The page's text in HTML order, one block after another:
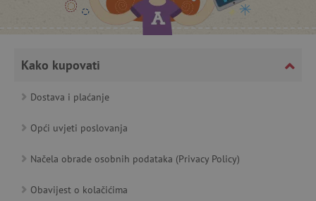
Kako kupovati
Dostava i plaćanje
Opći uvjeti poslovanja
Načela obrade osobnih podataka (Privacy Policy)
Obavijest o kolačićima
product_filter_remember www.agatinsvijet.hr
www.agatinsvijet.hr
_lb